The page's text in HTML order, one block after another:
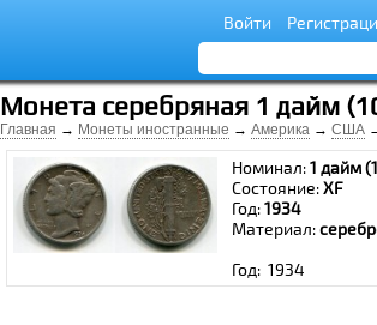
Войти
Монета серебряная 1 дайм
Главная → Монеты иностранные → Америка → США
Номинал:1 дайм
Состояние:XF
Год:1934
Материал:
Год: 1934